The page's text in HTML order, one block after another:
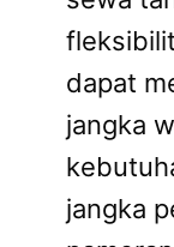
dapat
jangka
jangka